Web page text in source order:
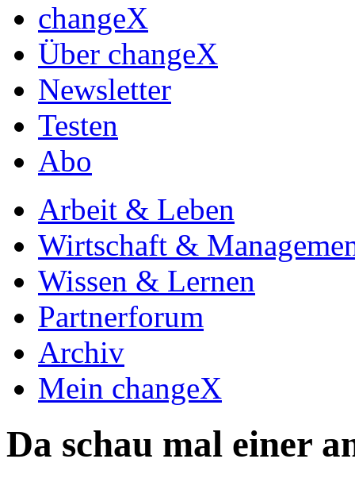
changeX
Über changeX
Newsletter
Testen
Abo
Arbeit & Leben
Wirtschaft &
Wissen & Lernen
Partnerforum
Archiv
Mein changeX
Da schau mal einer